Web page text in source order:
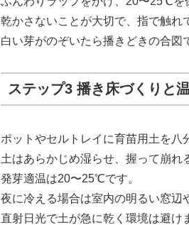
乾かさないことが大切で、指で触れ
白い芽がのぞいたら播きどきの合図
ステップ3 播き床づくりと
ポットやセルトレイに育苗用土を八
土はあらかじめ湿らせ、握って崩れ
発芽適温は20〜25℃です。
夜に冷える場合は室内の明るい窓辺
直射日光で土が急に乾く環境は避け